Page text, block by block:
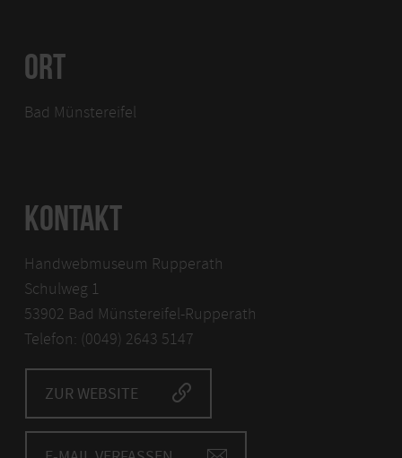
ORT
Bad Münstereifel
KONTAKT
Handwebmuseum Rupperath
Schulweg 1
53902 Bad Münstereifel-Rupperath
Telefon: (0049) 2643 5147
ZUR WEBSITE